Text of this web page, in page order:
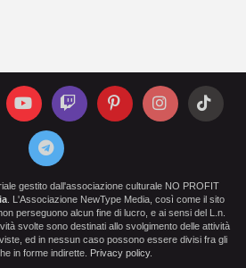
gestito dall'associazione culturale NO PROFIT
. L'Associazione NewType Media, così come il sito
perseguono alcun fine di lucro, e ai sensi del L.n.
svolte sono destinati allo svolgimento delle attività
ed in nessun caso possono essere divisi fra gli
in forme indirette. Privacy policy.